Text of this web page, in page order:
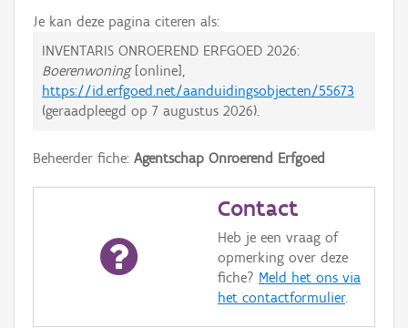
Je kan deze pagina citeren als:
INVENTARIS ONROEREND ERFGOED 2026:
Boerenwoning[online],
https://id.erfgoed.net/aanduidingsobjecten/55673
(geraadpleegd op 7 augustus 2026).
Beheerder fiche: Agentschap Onroerend Erfgoed
Contact
Heb je een vraag of
opmerking over deze
fiche? Meld het ons via
het contactformulier.